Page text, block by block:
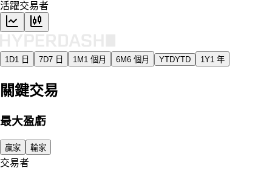
活躍交易者
1D1 日 7D7 日 1M 1 個月 6M6 個月 YTDYTD 1Y1 年
關鍵交易
最大盈虧
贏家 輸家
交易者